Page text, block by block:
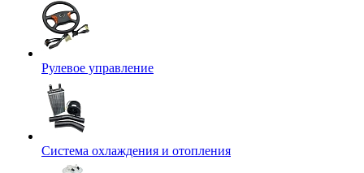
Рулевое управление
Система охлаждения и отопления